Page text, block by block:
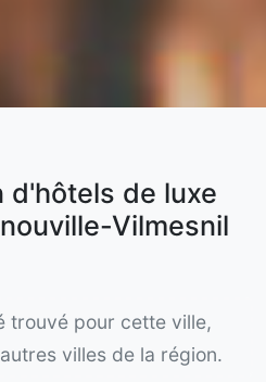
d'hôtels de luxe
Vilmesnil
trouvé pour cette ville,
villes de la région.